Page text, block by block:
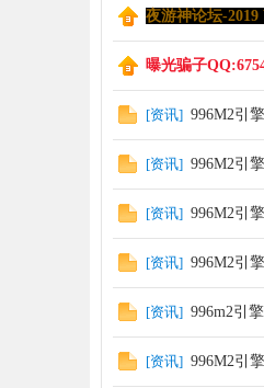
游
夜游神论坛-
曝光骗子
[资讯] 996M2引
[资讯] 996M2引
[资讯] 996M2引
[资讯] 996M2引
[资讯] 996m2引
[资讯] 996M2引